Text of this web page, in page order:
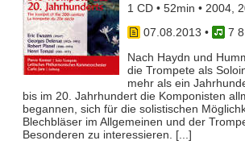
1 CD • 52min • 2004,
07.08.2013 •
7
Nach Haydn und
die Trompete als
mehr als ein
bis im 20. Jahrhundert die Komponisten
begannen, sich für die solistischen
Blechbläser im Allgemeinen und der
Besonderen zu interessieren. [...]